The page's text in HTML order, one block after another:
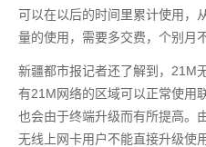
可以在以后的时间里累计使用，
量的使用，需要多交费，个别月
新疆都市报记者还了解到，21M
有21M网络的区域可以正常使用
也会由于终端升级而有所提高。
无线上网卡用户不能直接升级使